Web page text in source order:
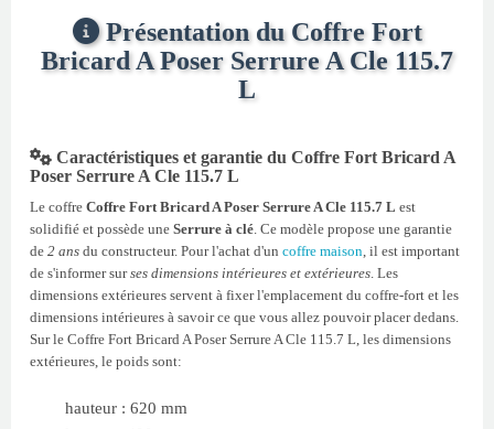
Présentation du Coffre Fort
Bricard A Poser Serrure A Cle 115.7
L
Caractéristiques et garantie du Coffre Fort Bricard A
Poser Serrure A Cle 115.7 L
Le coffre Coffre Fort Bricard A Poser Serrure A Cle 115.7 L est
solidifié et possède une Serrure à clé. Ce modèle propose une garantie
de 2 ans du constructeur. Pour l'achat d'un coffre maison, il est important
de s'informer surses dimensions intérieures et extérieures. Les
dimensions extérieures servent à fixer l'emplacement du coffre-fort et les
dimensions intérieures à savoir ce que vous allez pouvoir placer dedans.
Sur le Coffre Fort Bricard A Poser Serrure A Cle 115.7 L, les dimensions
extérieures, le poids sont:
hauteur : 620 mm